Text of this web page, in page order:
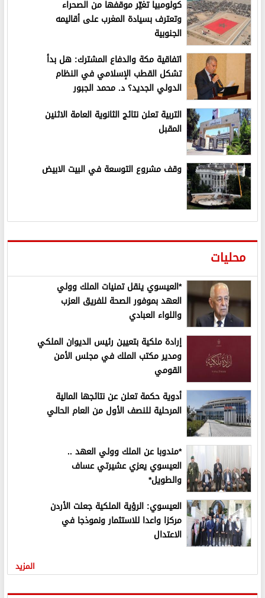
كولومبيا تغيّر موقفها من الصحراء
وتعترف بسيادة المغرب على أقاليمه
الجنوبية
اتفاقية مكة والدفاع المشترك: هل بدأ
تشكل القطب الإسلامي في النظام
الدولي الجديد؟ د. محمد الجبور
التربية تعلن نتائج الثانوية العامة الاثنين
المقبل
وقف مشروع التوسعة في البيت الابيض
محليات
*العيسوي ينقل تمنيات الملك وولي
العهد بموفور الصحة للفريق العزب
واللواء العبادي
إرادة ملكية بتعيين رئيس الديوان الملكي
ومدير مكتب الملك في مجلس الأمن
القومي
أدوية حكمة تعلن عن نتائجها المالية
المرحلية للنصف الأول من العام الحالي
*مندوبا عن الملك وولي العهد ..
العيسوي يعزي عشيرتي عساف
والطويل*
العيسوي: الرؤية الملكية جعلت الأردن
مركزا واعدا للاستثمار ونموذجا في
الاعتدال
المزيد